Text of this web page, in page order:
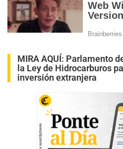
MIRA AQUÍ: Parlamento
la Ley de Hidrocarburos
inversión extranjera